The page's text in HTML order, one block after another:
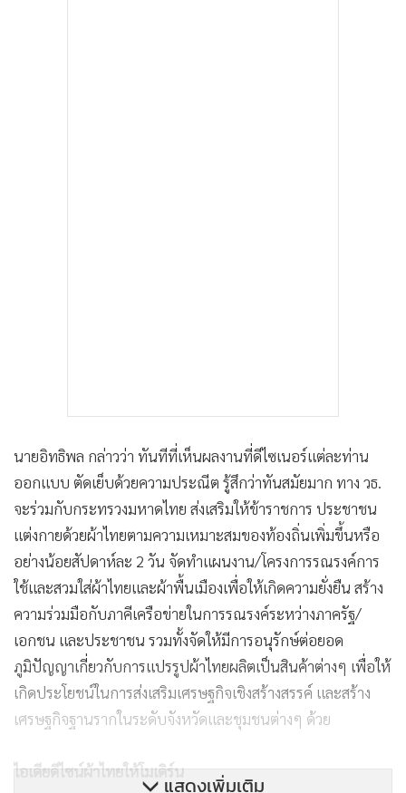
นายอิทธิพล กล่าวว่า ทันทีที่เห็นผลงานที่ดีไซเนอร์แต่ละท่าน
ออกแบบ ตัดเย็บด้วยความประณีต รู้สึกว่าทันสมัยมาก ทาง วธ.
จะร่วมกับกระทรวงมหาดไทย ส่งเสริมให้ข้าราชการ ประชาชน
แต่งกายด้วยผ้าไทยตามความเหมาะสมของท้องถิ่นเพิ่มขึ้นหรือ
อย่างน้อยสัปดาห์ละ 2 วัน จัดทำแผนงาน/โครงการรณรงค์การ
ใช้และสวมใส่ผ้าไทยและผ้าพื้นเมืองเพื่อให้เกิดความยั่งยืน สร้าง
ความร่วมมือกับภาคีเครือข่ายในการรณรงค์ระหว่างภาครัฐ/
เอกชน และประชาชน รวมทั้งจัดให้มีการอนุรักษ์ต่อยอด
ภูมิปัญญาเกี่ยวกับการแปรรูปผ้าไทยผลิตเป็นสินค้าต่างๆ เพื่อให้
เกิดประโยชน์ในการส่งเสริมเศรษฐกิจเชิงสร้างสรรค์ และสร้าง
เศรษฐกิจฐานรากในระดับจังหวัดและชุมชนต่างๆ ด้วย
ไอเดียดีไซน์ผ้าไทยให้โมเดิร์น
แสดงเพิ่มเติม